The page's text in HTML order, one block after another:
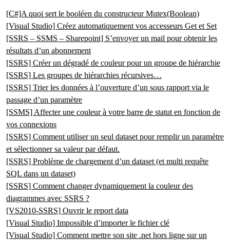
[C#]A quoi sert le booléen du constructeur Mutex(Boolean)
[Visual Studio] Créez automatiquement vos accesseurs Get et Set
[SSRS – SSMS – Sharepoint] S’envoyer un mail pour obtenir les
résultats d’un abonnement
[SSRS] Créer un dégradé de couleur pour un groupe de hiérarchie
[SSRS] Les groupes de hiérarchies récursives…
[SSRS] Trier les données à l’ouverture d’un sous rapport via le
passage d’un paramètre
[SSMS] Affecter une couleur à votre barre de statut en fonction de
vos connexions
[SSRS] Comment utiliser un seul dataset pour remplir un paramètre
et sélectionner sa valeur par défaut.
[SSRS] Problème de chargement d’un dataset (et multi requête
SQL dans un dataset)
[SSRS] Comment changer dynamiquement la couleur des
diagrammes avec SSRS ?
[VS2010-SSRS] Ouvrir le report data
[Visual Studio] Impossible d’importer le fichier clé
[Visual Studio] Comment mettre son site .net hors ligne sur un